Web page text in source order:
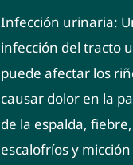
Infección urinaria:
infección del tracto
puede afectar los
causar dolor en la
de la espalda, fiebre,
escalofríos y micción